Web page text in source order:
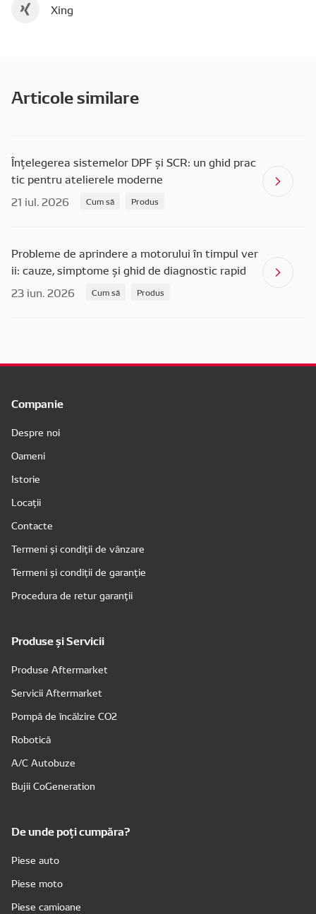
Xing
Articole similare
Înțelegerea sistemelor DPF și SCR: un ghid prac
tic pentru atelierele moderne
21 iul. 2026
Cum să Produs
Probleme de aprindere a motorului în timpul ver
ii: cauze, simptome și ghid de diagnostic rapid
23 iun. 2026
Cum să Produs
Companie
Despre noi
Oameni
Istorie
Locații
Contacte
Termeni și condiții de vânzare
Termeni și condiții de garanție
Procedura de retur garanții
Produse și Servicii
Produse Aftermarket
Servicii Aftermarket
Pompă de încălzire CO2
Robotică
A/C Autobuze
Bujii CoGeneration
De unde poți cumpăra?
Piese auto
Piese moto
Piese camioane